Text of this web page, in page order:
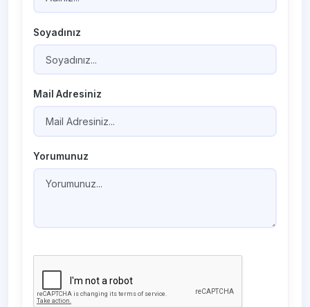
Soyadınız
Mail Adresiniz
Yorumunuz